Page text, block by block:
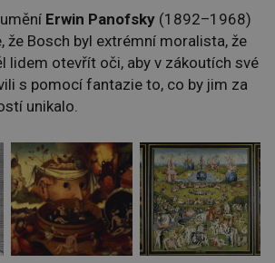
Erwin Panofsky (1892–1968)
že Bosch byl extrémní moralista, že
lidem otevřít oči, aby v zákoutích své
s pomocí fantazie to, co by jim za
unikalo.